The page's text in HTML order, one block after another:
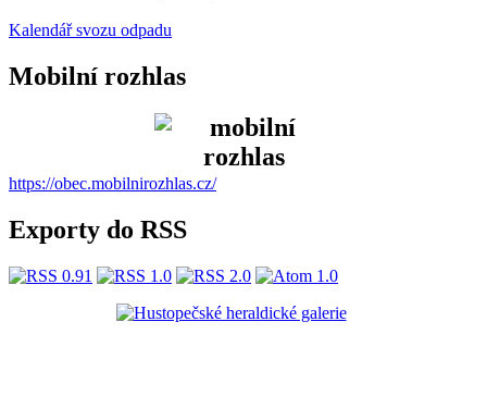
Kalendář svozu odpadu
Mobilní rozhlas
https://obec.mobilnirozhlas.cz/
Exporty do RSS